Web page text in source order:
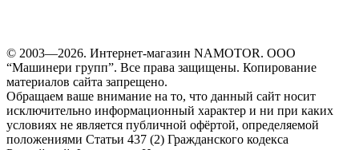
© 2003—2026. Интернет-магазин NAMOTOR. ООО
“Машинери групп”. Все права защищены. Копирование
материалов сайта запрещено.
Обращаем ваше внимание на то, что данный сайт носит
исключительно информационный характер и ни при каких
условиях не является публичной офёртой, определяемой
положениями Статьи 437 (2) Гражданского кодекса